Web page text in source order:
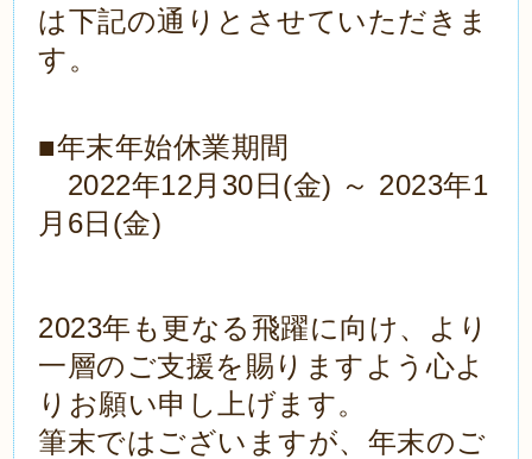
は下記の通りとさせていただきま
す。
■年末年始休業期間
2022年12月30日(金) ～ 2023年1
月6日(金)
2023年も更なる飛躍に向け、より
一層のご支援を賜りますよう心よ
りお願い申し上げます。
筆末ではございますが、年末のご